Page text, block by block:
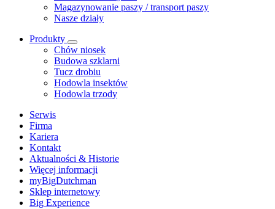
Magazynowanie paszy / transport paszy
Nasze działy
Produkty
Chów niosek
Budowa szklarni
Tucz drobiu
Hodowla insektów
Hodowla trzody
Serwis
Firma
Kariera
Kontakt
Aktualności & Historie
Więcej informacji
myBigDutchman
Sklep internetowy
Big Experience